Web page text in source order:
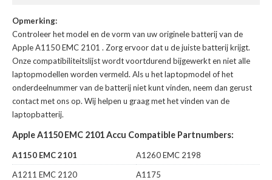
Opmerking:
Controleer het model en de vorm van uw originele batterij van de
Apple A1150 EMC 2101 . Zorg ervoor dat u de juiste batterij krijgt.
Onze compatibiliteitslijst wordt voortdurend bijgewerkt en niet alle
laptopmodellen worden vermeld. Als u het laptopmodel of het
onderdeelnummer van de batterij niet kunt vinden, neem dan gerust
contact met ons op. Wij helpen u graag met het vinden van de
laptopbatterij.
Apple A1150 EMC 2101 Accu Compatible Partnumbers:
A1150 EMC 2101
A1260 EMC 2198
A1211 EMC 2120
A1175